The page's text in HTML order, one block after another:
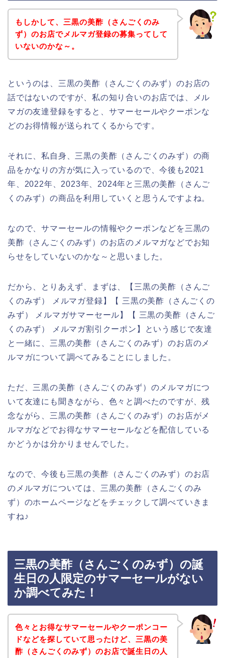
もしかして、三黒の美酢（さんごくのみ
ず）のお店でメルマガ登録の募集ってして
いないのかな～。
というのは、三黒の美酢（さんごくのみず）のお店の
話ではないのですが、私の知り合いのお店では、メル
マガの友達登録をすると、サマーセールやクーポンな
どのお得情報が送られてくるからです。
それに、私自身、三黒の美酢（さんごくのみず）の商
品をかなりの方が気に入っているので、今後も2021
年、2022年、2023年、2024年と三黒の美酢（さんご
くのみず）の商品を利用していくと思うんですよね。
なので、サマーセールの情報やクーポンなどを三黒の
美酢（さんごくのみず）のお店のメルマガなどでお知
らせをしていないのかな～と思いました。
だから、とりあえず、まずは、【三黒の美酢（さんご
くのみず） メルマガ登録】【 三黒の美酢（さんごくの
みず） メルマガサマーセール】【 三黒の美酢（さんご
くのみず） メルマガ割引クーポン】という感じで友達
と一緒に、三黒の美酢（さんごくのみず）のお店のメ
ルマガについて調べてみることにしました。
ただ、三黒の美酢（さんごくのみず）のメルマガにつ
いて友達にも聞きながら、色々と調べたのですが、残
念ながら、三黒の美酢（さんごくのみず）のお店がメ
ルマガなどでお得なサマーセールなどを配信している
かどうかは分かりませんでした。
なので、今後も三黒の美酢（さんごくのみず）のお店
のメルマガについては、三黒の美酢（さんごくのみ
ず）のホームページなどをチェックして調べていきま
すね♪
三黒の美酢（さんごくのみず）の誕
生日の人限定のサマーセールがない
か調べてみた！
色々とお得なサマーセールやクーポンコー
ドなどを探していて思ったけど、三黒の美
酢（さんごくのみず）のお店で誕生日の人